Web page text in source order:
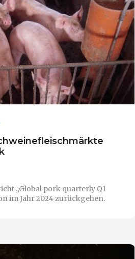
„Global pork quarterly Q1
im Jahr 2024 zurückgehen.